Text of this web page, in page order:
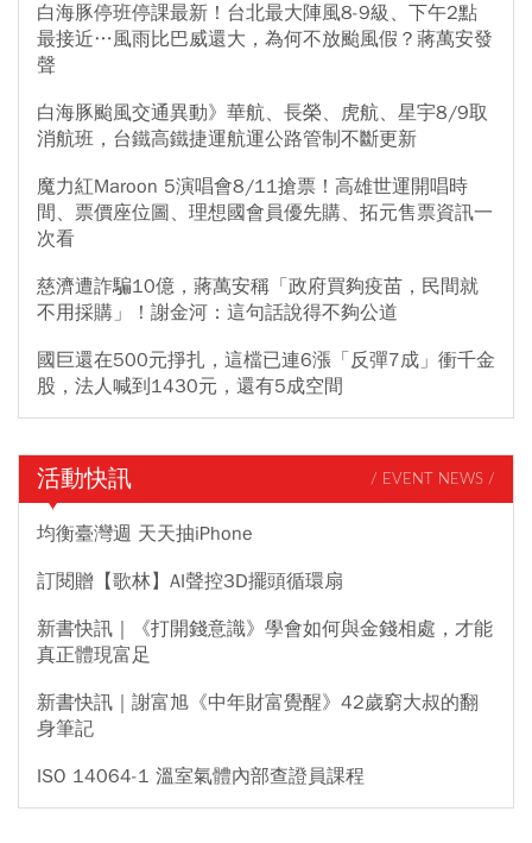
白海豚停班停課最新！台北最大陣風8-9級、下午2點
最接近…風雨比巴威還大，為何不放颱風假？蔣萬安發
聲
白海豚颱風交通異動》華航、長榮、虎航、星宇8/9取
消航班，台鐵高鐵捷運航運公路管制不斷更新
魔力紅Maroon 5演唱會8/11搶票！高雄世運開唱時
間、票價座位圖、理想國會員優先購、拓元售票資訊一
次看
慈濟遭詐騙10億，蔣萬安稱「政府買夠疫苗，民間就
不用採購」！謝金河：這句話說得不夠公道
國巨還在500元掙扎，這檔已連6漲「反彈7成」衝千金
股，法人喊到1430元，還有5成空間
活動快訊 / EVENT NEWS /
均衡臺灣週 天天抽iPhone
訂閱贈【歌林】AI聲控3D擺頭循環扇
新書快訊｜《打開錢意識》學會如何與金錢相處，才能
真正體現富足
新書快訊｜謝富旭《中年財富覺醒》42歲窮大叔的翻
身筆記
ISO 14064-1 溫室氣體內部查證員課程